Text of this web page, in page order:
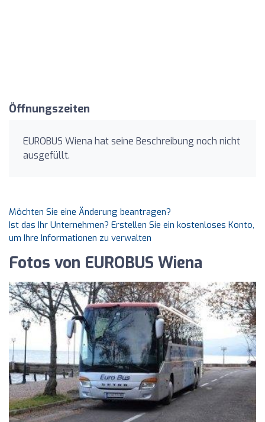
Öffnungszeiten
EUROBUS Wiena hat seine Beschreibung noch nicht
ausgefüllt.
Möchten Sie eine Änderung beantragen?
Ist das Ihr Unternehmen? Erstellen Sie ein kostenloses Konto,
um Ihre Informationen zu verwalten
Fotos von EUROBUS Wiena